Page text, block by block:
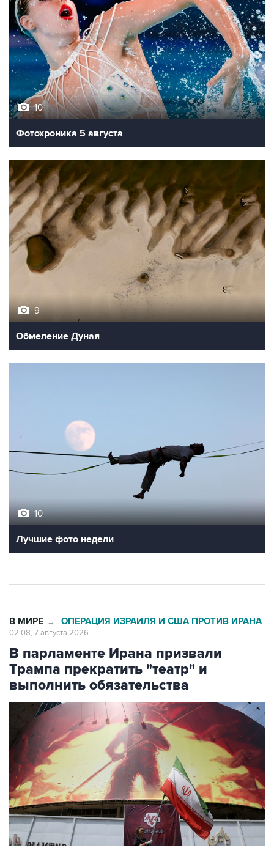
10
Фотохроника 5 августа
9
Обмеление Дуная
10
Лучшие фото недели
В МИРЕ → ОПЕРАЦИЯ ИЗРАИЛЯ И США ПРОТИВ ИРАНА
02:08, 7 августа 2026
В парламенте Ирана призвали
Трампа прекратить "театр" и
выполнить обязательства